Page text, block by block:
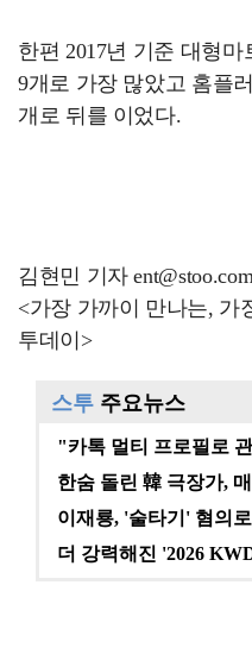
한편 2017년 기준 대형
9개로 가장 많았고 홈플
개로 뒤를 이었다.
김현민 기자 ent@stoo.com
<가장 가까이 만나는, 가
투데이>
스투 주요뉴스